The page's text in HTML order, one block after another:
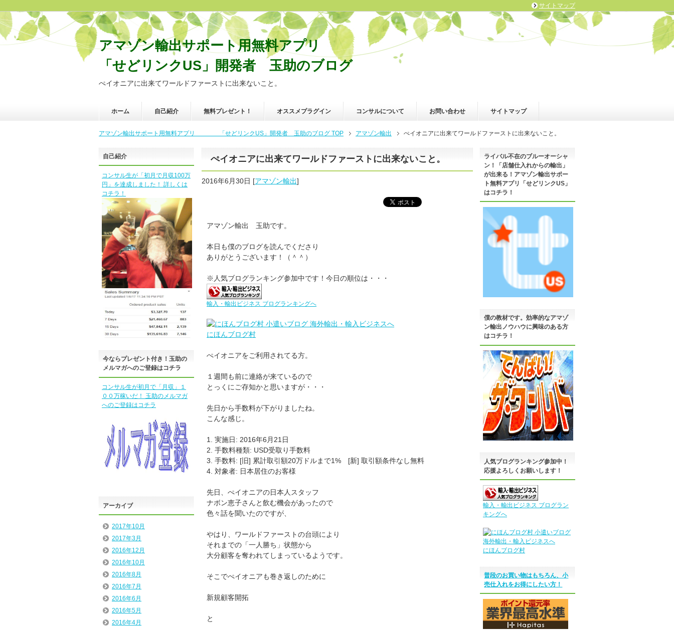
アマゾン輸出サポート用無料アプリ
「せどリンクUS」開発者 玉助のブログ
ぺイオニアに出来てワールドファーストに出来ないこと。
ホーム 自己紹介 無料プレゼント！ オススメプラグイン コンサルについて お問い合わせ サイトマップ
アマゾン輸出サポート用無料アプリ 「せどリンクUS」開発者 玉助のブログ TOP アマゾン輸出 ぺイオニアに出来てワールドファーストに出来ないこと。
ぺイオニアに出来てワールドファーストに出来ないこと。
2016年6月30日 [アマゾン輸出]
アマゾン輸出 玉助です。
本日も僕のブログを読んでくださり
ありがとうございます！（＾＾）
※人気ブログランキング参加中です！今日の順位は・・・
輸入・輸出ビジネス ブログランキングへ
にほんブログ村
ぺイオニアをご利用されてる方。
１週間も前に連絡が来ているので
とっくにご存知かと思いますが・・・
先日から手数料が下がりましたね。
こんな感じ。
1. 実施日: 2016年6月21日
2. 手数料種類: USD受取り手数料
3. 手数料: [旧] 累計取引額20万ドルまで1% [新] 取引額条件なし無料
4. 対象者: 日本居住のお客様
先日、ぺイオニアの日本人スタッフ
ナボン恵子さんと飲む機会があったので
色々話を聞いたのですが、
やはり、ワールドファーストの台頭により
それまでの「一人勝ち」状態から
大分顧客を奪われてしまっているようです。
そこでぺイオニアも巻き返しのために
新規顧客開拓
と
自己紹介
コンサル生が「初月で月収100万
円」を達成しました！ 詳しくは
コチラ！
今ならプレゼント付き！玉助の
メルマガへのご登録はコチラ
コンサル生が初月で「月収」１
００万稼いだ！ 玉助のメルマガ
へのご登録はコチラ
アーカイブ
2017年10月
2017年3月
2016年12月
2016年10月
2016年8月
2016年7月
2016年6月
2016年5月
2016年4月
ライバル不在のブルーオーシャ
ン！「店舗仕入れからの輸出」
が出来る！アマゾン輸出サポー
ト無料アプリ「せどリンクUS」
はコチラ！
僕の教材です。効率的なアマゾ
ン輸出ノウハウに興味のある方
はコチラ！
人気ブログランキング参加中！
応援よろしくお願いします！
輸入・輸出ビジネス ブログラン
キングへ
にほんブログ村
普段のお買い物はもちろん、小
売仕入れをお得にしたい方！
サイトマップ